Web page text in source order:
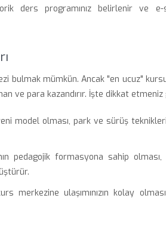
ders programınız belirlenir ve e-
bulmak mümkün. Ancak "en ucuz"
ve para kazandırır. İşte dikkat
model olması, park ve sürüş
pedagojik formasyona sahip
merkezine ulaşımınızın kolay